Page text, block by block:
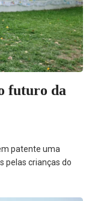
futuro da
patente uma
pelas crianças do